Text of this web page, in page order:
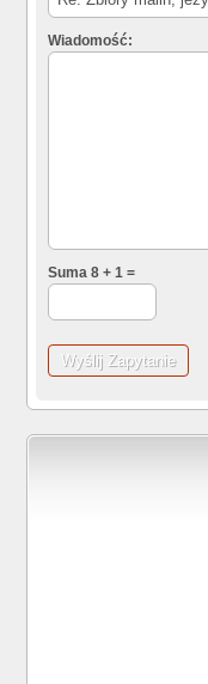
Wiadomość:
Suma 8 + 1 =